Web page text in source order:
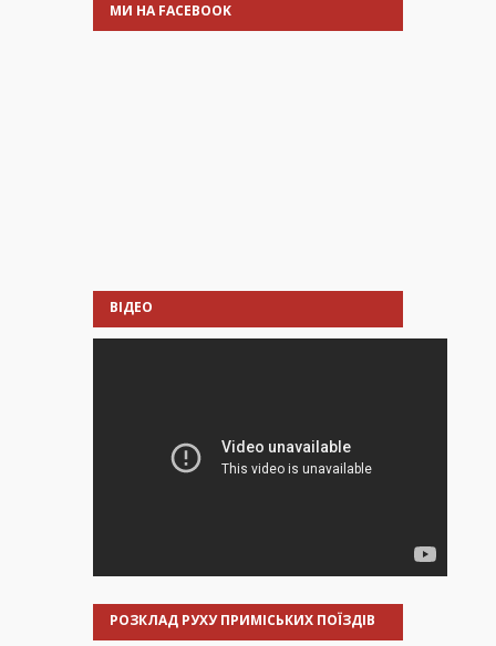
МИ НА FACEBOOK
ВІДЕО
РОЗКЛАД РУХУ ПРИМІСЬКИХ ПОЇЗДІВ